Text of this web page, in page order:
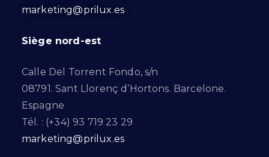
marketing@prilux.es
Siège nord-est
Calle Del Torrent Fondo, s/n
08791. Sant Llorenç d’Hortons. Barcelone.
Espagne
Tél. : (+34) 93 719 23 29
marketing@prilux.es